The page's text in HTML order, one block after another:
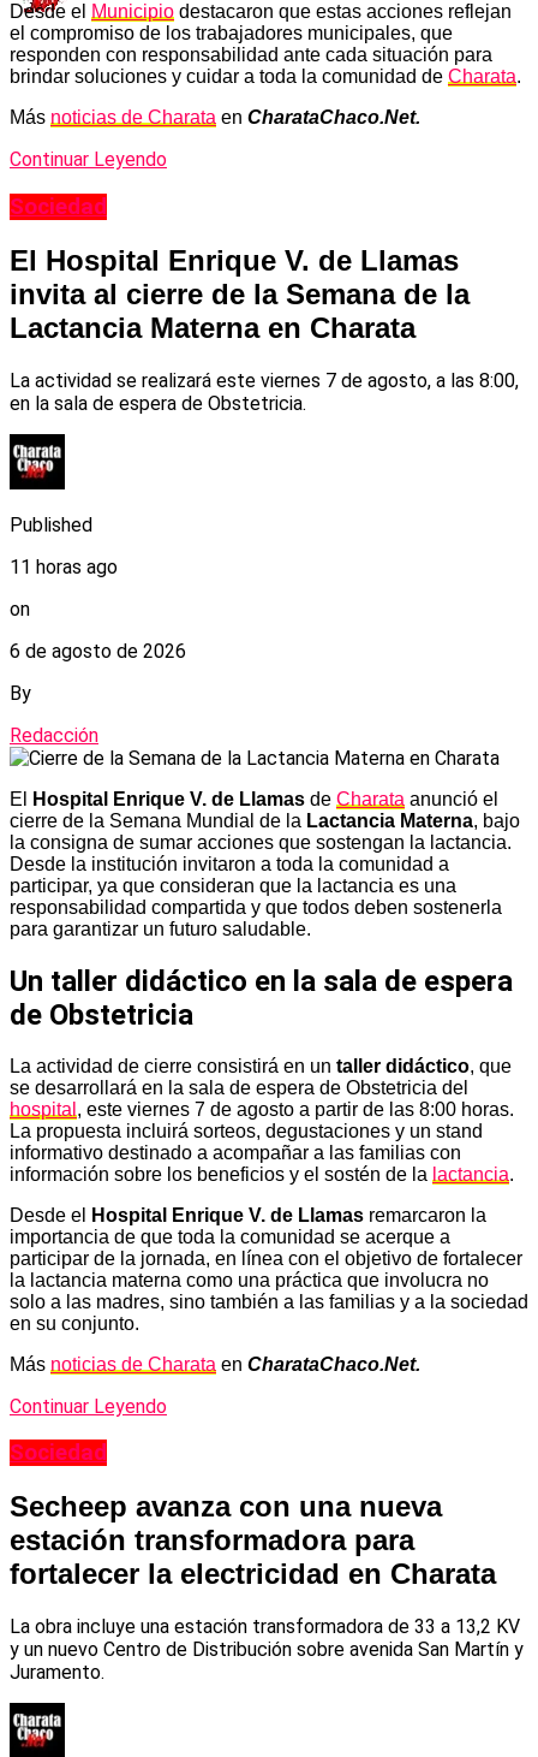
Desde el Municipio destacaron que estas acciones reflejan
el compromiso de los trabajadores municipales, que
responden con responsabilidad ante cada situación para
brindar soluciones y cuidar a toda la comunidad de Charata.
Más noticias de Charata en CharataChaco.Net.
Continuar Leyendo
Sociedad
El Hospital Enrique V. de Llamas
invita al cierre de la Semana de la
Lactancia Materna en Charata
La actividad se realizará este viernes 7 de agosto, a las 8:00,
en la sala de espera de Obstetricia.
Published
11 horas ago
on
6 de agosto de 2026
By
Redacción
El Hospital Enrique V. de Llamas de Charata anunció el
cierre de la Semana Mundial de la Lactancia Materna, bajo
la consigna de sumar acciones que sostengan la lactancia.
Desde la institución invitaron a toda la comunidad a
participar, ya que consideran que la lactancia es una
responsabilidad compartida y que todos deben sostenerla
para garantizar un futuro saludable.
Un taller didáctico en la sala de espera
de Obstetricia
La actividad de cierre consistirá en un taller didáctico, que
se desarrollará en la sala de espera de Obstetricia del
hospital , este viernes 7 de agosto a partir de las 8:00 horas.
La propuesta incluirá sorteos, degustaciones y un stand
informativo destinado a acompañar a las familias con
información sobre los beneficios y el sostén de la lactancia.
Desde el
Hospital Enrique V. de Llamas remarcaron la
importancia de que toda la comunidad se acerque a
participar de la jornada, en línea con el objetivo de fortalecer
la lactancia materna como una práctica que involucra no
solo a las madres, sino también a las familias y a la sociedad
en su conjunto.
Más noticias de Charata en CharataChaco.Net.
Continuar Leyendo
Sociedad
Secheep avanza con una nueva
estación transformadora para
fortalecer la electricidad en Charata
La obra incluye una estación transformadora de 33 a 13,2 KV
y un nuevo Centro de Distribución sobre avenida San Martín y
Juramento.